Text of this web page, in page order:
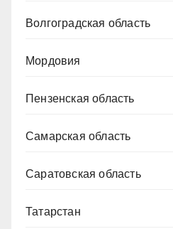
Волгоградская область
Мордовия
Пензенская область
Самарская область
Саратовская область
Татарстан